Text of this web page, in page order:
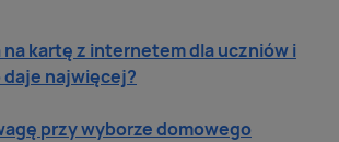
kartę z internetem dla uczniów i
najwięcej?
przy wyborze domowego